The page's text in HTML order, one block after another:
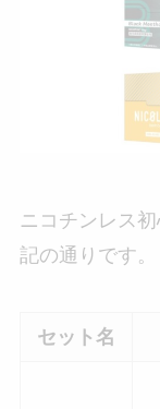
ニコチンレス
記の通りです。
セット名